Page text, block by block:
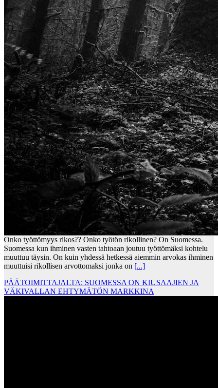
Onko työttömyys rikos?? Onko työtön rikollinen? On Suomessa.
Suomessa kun ihminen vasten tahtoaan joutuu työttömäksi kohtelu
muuttuu täysin. On kuin yhdessä hetkessä aiemmin arvokas ihminen
muuttuisi rikollisen arvottomaksi jonka on [...]
PÄÄTOIMITTAJALTA: SUOMESSA ON KIUSAAJIEN JA
VÄKIVALLAN EHTYMÄTÖN MARKKINA